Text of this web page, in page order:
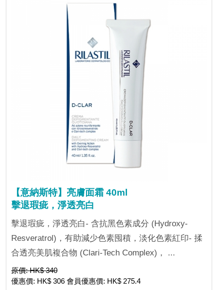
【意納斯特】亮膚面霜 40ml
擊退瑕疵，淨透亮白
擊退瑕疵，淨透亮白- 含抗黑色素成分 (Hydroxy-
Resveratrol)，有助減少色素囤積，淡化色素紅印- 揉
合透亮美肌複合物 (Clari-Tech Complex)， ...
原價: HK$ 340
優惠價: HK$ 306 會員優惠價: HK$ 275.4